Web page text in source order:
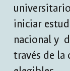
iniciar
nacional y
través de la